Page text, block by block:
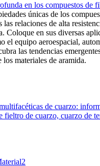
en los compuestos de
únicas de los
las relaciones de alta
Coloque en sus diversas
el equipo aeroespacial,
las tendencias
materiales de aramida.
de cuarzo:
fieltro de cuarzo, cuarzo de